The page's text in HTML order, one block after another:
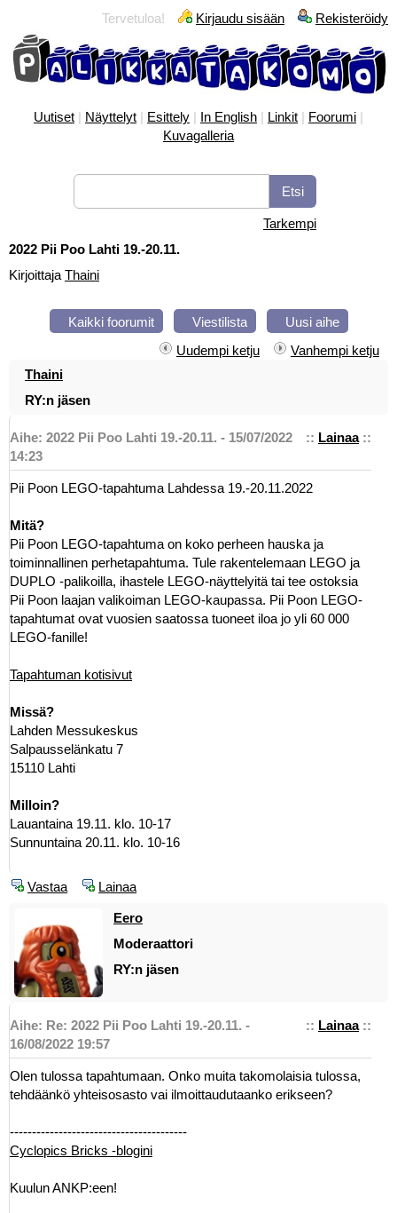
Tervetuloa! Kirjaudu sisään Rekisteröidy
Uutiset | Näyttelyt | Esittely | In English | Linkit | Foorumi |
Kuvagalleria
Tarkempi
2022 Pii Poo Lahti 19.-20.11.
Kirjoittaja Thaini
Kaikki foorumit Viestilista
Uusi aihe
Uudempi ketju
Vanhempi ketju
Thaini
RY:n jäsen
:: Lainaa::
Aihe: 2022 Pii Poo Lahti 19.-20.11. - 15/07/2022
14:23
Pii Poon LEGO-tapahtuma Lahdessa 19.-20.11.2022
Mitä?
Pii Poon LEGO-tapahtuma on koko perheen hauska ja
toiminnallinen perhetapahtuma. Tule rakentelemaan LEGO ja
DUPLO -palikoilla, ihastele LEGO-näyttelyitä tai tee ostoksia
Pii Poon laajan valikoiman LEGO-kaupassa. Pii Poon LEGO-
tapahtumat ovat vuosien saatossa tuoneet iloa jo yli 60 000
LEGO-fanille!
Tapahtuman kotisivut
Missä?
Lahden Messukeskus
Salpausselänkatu 7
15110 Lahti
Milloin?
Lauantaina 19.11. klo. 10-17
Sunnuntaina 20.11. klo. 10-16
Vastaa Lainaa
Eero
Moderaattori
RY:n jäsen
:: Lainaa::
Aihe: Re: 2022 Pii Poo Lahti 19.-20.11. -
16/08/2022 19:57
Olen tulossa tapahtumaan. Onko muita takomolaisia tulossa,
tehdäänkö yhteisosasto vai ilmoittaudutaanko erikseen?
----------------------------------------
Cyclopics Bricks -blogini
Kuulun ANKP:een!